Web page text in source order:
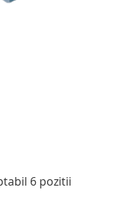
Afișare rapidă
6 pozitii